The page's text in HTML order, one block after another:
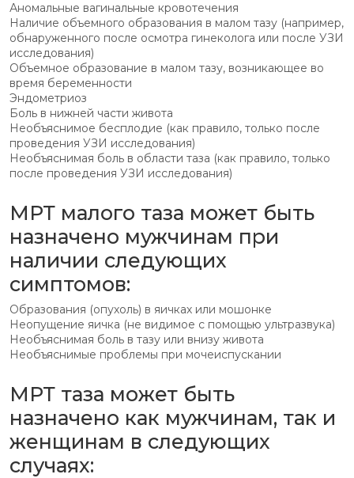
Аномальные вагинальные кровотечения
Наличие объемного образования в малом тазу (например,
обнаруженного после осмотра гинеколога или после УЗИ
исследования)
Объемное образование в малом тазу, возникающее во
время беременности
Эндометриоз
Боль в нижней части живота
Необъяснимое бесплодие (как правило, только после
проведения УЗИ исследования)
Необъяснимая боль в области таза (как правило, только
после проведения УЗИ исследования)
МРТ малого таза может быть
назначено мужчинам при
наличии следующих
симптомов:
Образования (опухоль) в яичках или мошонке
Неопущение яичка (не видимое с помощью ультразвука)
Необъяснимая боль в тазу или внизу живота
Необъяснимые проблемы при мочеиспускании
МРТ таза может быть
назначено как мужчинам, так и
женщинам в следующих
случаях: